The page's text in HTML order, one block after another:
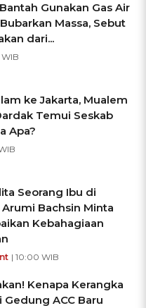
Gunakan Gas Air
Massa, Sebut
dari...
ke Jakarta, Mualem
Temui Seskab
Apa?
Seorang Ibu di
Bachsin Minta
Kebahagiaan
| 10:00 WIB
Kenapa Kerangka
Gedung ACC Baru